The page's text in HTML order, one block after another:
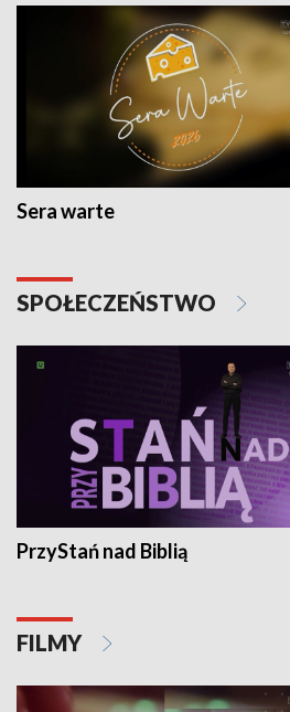
Sera warte
SPOŁECZEŃSTWO
PrzyStań nad Biblią
FILMY